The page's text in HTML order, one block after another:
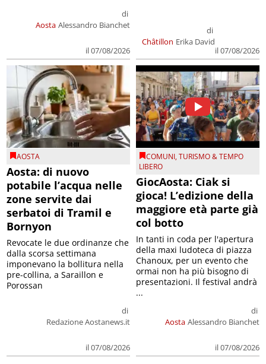
Aosta
di
Alessandro Bianchet
il 07/08/2026
Châtillon
di
Erika David
il 07/08/2026
AOSTA
Aosta: di nuovo
potabile l’acqua nelle
zone servite dai
serbatoi di Tramil e
Bornyon
di
Redazione Aostanews.it
il 07/08/2026
Revocate le due ordinanze che
dalla scorsa settimana
imponevano la bollitura nella
pre-collina, a Saraillon e
Porossan
COMUNI,TURISMO & TEMPO
LIBERO
GiocAosta: Ciak si
gioca! L’edizione della
maggiore età parte già
col botto
Aosta
di
Alessandro Bianchet
il 07/08/2026
In tanti in coda per l'apertura
della maxi ludoteca di piazza
Chanoux, per un evento che
ormai non ha più bisogno di
presentazioni. Il festival andrà
...